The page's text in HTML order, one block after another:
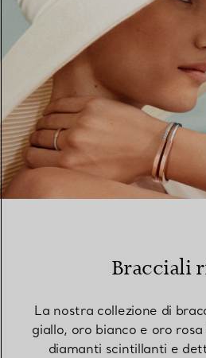
Bracciali
La nostra collezione di
giallo, oro bianco e oro
diamanti scintillanti e